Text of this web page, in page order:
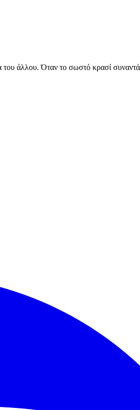
του άλλου. Όταν το σωστό κρασί